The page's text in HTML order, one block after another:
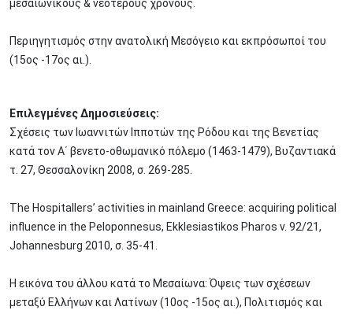
μεσαιωνικούς & νεότερους χρόνους.
Περιηγητισμός στην ανατολική Μεσόγειο και εκπρόσωποί του
(15ος -17ος αι.).
Επιλεγμένες Δημοσιεύσεις:
Σχέσεις των Ιωαννιτών Ιπποτών της Ρόδου και της Βενετίας
κατά τον Α΄ βενετο-οθωμανικό πόλεμο (1463-1479), Βυζαντιακά
τ. 27, Θεσσαλονίκη 2008, σ. 269-285.
The Hospitallers’ activities in mainland Greece: acquiring political
influence in the Peloponnesus, Ekklesiastikos Pharos v. 92/21,
Johannesburg 2010, σ. 35-41.
Η εικόνα του άλλου κατά το Μεσαίωνα: Όψεις των σχέσεων
μεταξύ Ελλήνων και Λατίνων (10ος -15ος αι.), Πολιτισμός και